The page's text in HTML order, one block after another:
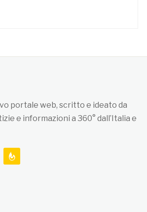
portale web, scritto e ideato da
e informazioni a 360° dall’Italia e
feedburner